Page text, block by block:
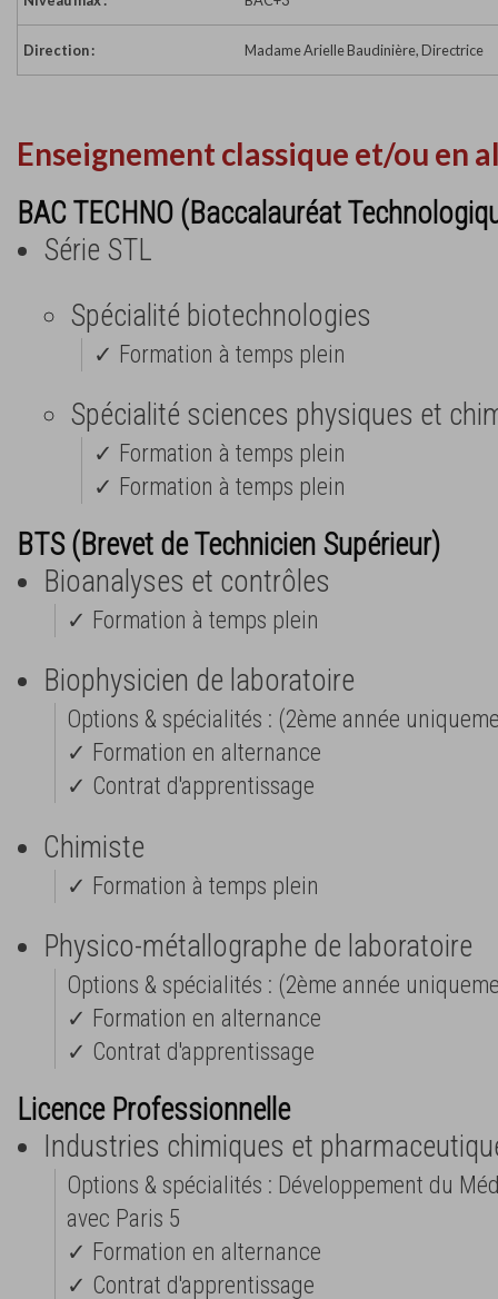
Direction : Madame Arielle Baudinière, Directrice
Enseignement classique et/ou en
BAC TECHNO (Baccalauréat
Série STL
Spécialité biotechnologies
✓ Formation à temps plein
Spécialité sciences physiques et
✓ Formation à temps plein
✓ Formation à temps plein
BTS (Brevet de Technicien Supérieur)
Bioanalyses et contrôles
✓ Formation à temps plein
Biophysicien de laboratoire
Options & spécialités : (2ème année
✓ Formation en alternance
✓ Contrat d'apprentissage
Chimiste
✓ Formation à temps plein
Physico-métallographe de laboratoire
Options & spécialités : (2ème année
✓ Formation en alternance
✓ Contrat d'apprentissage
Licence Professionnelle
Industries chimiques et
Options & spécialités : Développement du
avec Paris 5
✓ Formation en alternance
✓ Contrat d'apprentissage